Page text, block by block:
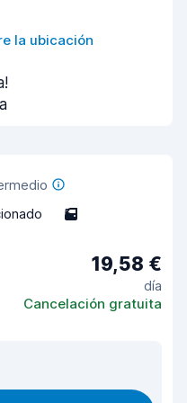
la ubicación
5
19,58 €
día
Cancelación gratuita